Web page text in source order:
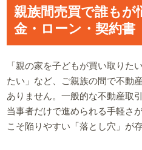
親族間売買で誰もが
金・ローン・契約書
「親の家を子どもが買い取りた
たい」など、ご親族の間で不動
ありません。一般的な不動産取
当事者だけで進められる手軽さ
こそ陥りやすい「落とし穴」が存